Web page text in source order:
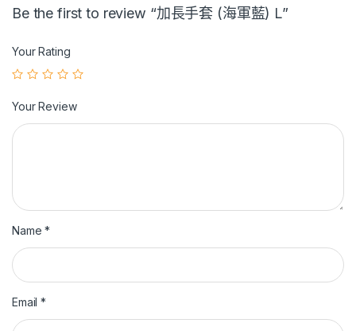
Be the first to review “加長手套 (海軍藍) L”
Your Rating
Your Review
Name*
Email*